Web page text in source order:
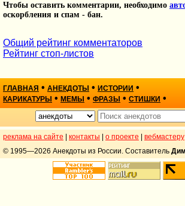
Чтобы оставить комментарии, необходимо
оскорбления и спам - бан.
Общий рейтинг комментаторов
Рейтинг стоп-листов
ГЛАВНАЯ • АНЕКДОТЫ • ИСТОРИИ •
КАРИКАТУРЫ • МЕМЫ • ФРАЗЫ • СТИШКИ •
реклама на сайте контакты о проекте вебмастеру
© 1995—2026 Анекдоты из России. Составитель